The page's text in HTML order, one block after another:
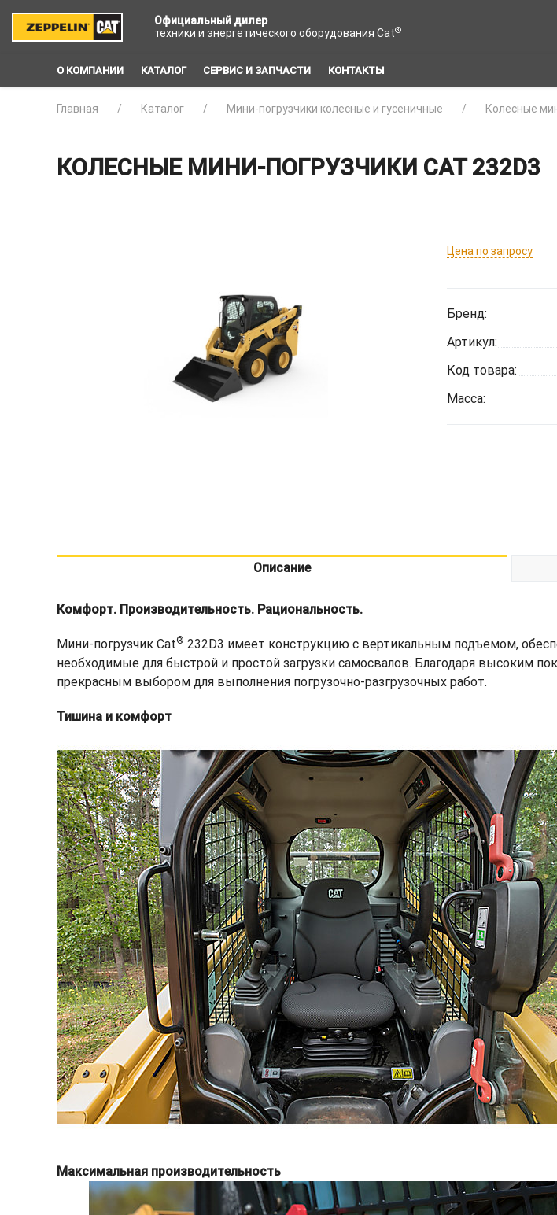
Официальный дилер
техники и энергетического оборудования Cat®
О КОМПАНИИ КАТАЛОГ СЕРВИС И ЗАПЧАСТИ КОНТАКТЫ
Главная Каталог Мини-погрузчики колесные и гусеничные Колесные
КОЛЕСНЫЕ МИНИ-ПОГРУЗЧИКИ CAT 232D3
Цена по запросу
Бренд:
Артикул:
Код товара:
Масса:
Описание
Комфорт. Производительность. Рациональность.
Мини-погрузчик Cat® 232D3 имеет конструкцию с вертикальным подъемом,
необходимые для быстрой и простой загрузки самосвалов. Благодаря высоким
прекрасным выбором для выполнения погрузочно-разгрузочных работ.
Тишина и комфорт
Максимальная производительность